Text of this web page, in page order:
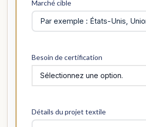
Marché cible
Besoin de certification
Détails du projet textile